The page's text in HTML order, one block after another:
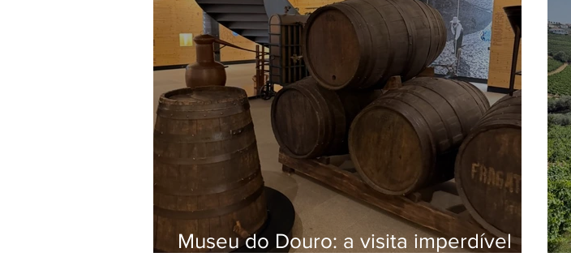
Museu do Douro: a visita imperdível